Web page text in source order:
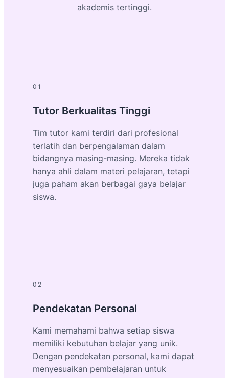
akademis tertinggi.
01
Tutor Berkualitas Tinggi
Tim tutor kami terdiri dari profesional
terlatih dan berpengalaman dalam
bidangnya masing-masing. Mereka tidak
hanya ahli dalam materi pelajaran, tetapi
juga paham akan berbagai gaya belajar
siswa.
02
Pendekatan Personal
Kami memahami bahwa setiap siswa
memiliki kebutuhan belajar yang unik.
Dengan pendekatan personal, kami dapat
menyesuaikan pembelajaran untuk